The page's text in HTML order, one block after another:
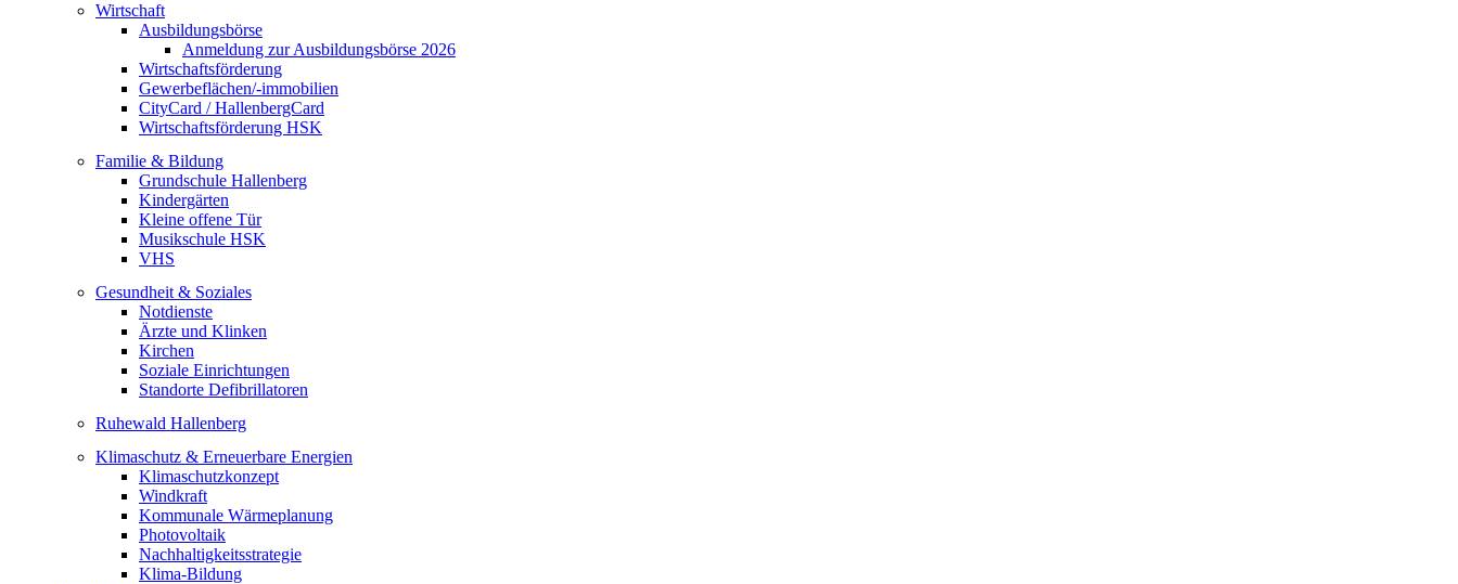
Wirtschaft
Ausbildungsbörse
Anmeldung zur Ausbildungsbörse 2026
Wirtschaftsförderung
Gewerbeflächen/-immobilien
CityCard / HallenbergCard
Wirtschaftsförderung HSK
Familie & Bildung
Grundschule Hallenberg
Kindergärten
Kleine offene Tür
Musikschule HSK
VHS
Gesundheit & Soziales
Notdienste
Ärzte und Klinken
Kirchen
Soziale Einrichtungen
Standorte Defibrillatoren
Ruhewald Hallenberg
Klimaschutz & Erneuerbare Energien
Klimaschutzkonzept
Windkraft
Kommunale Wärmeplanung
Photovoltaik
Nachhaltigkeitsstrategie
Klima-Bildung